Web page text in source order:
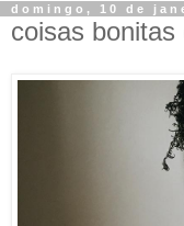
domingo, 10 de
coisas